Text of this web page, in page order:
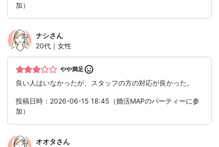
加）
ナシさん
20代｜女性
やや満足
良い人はいなかったが、スタッフの方の対応が良かった。
投稿日時：2026-06-15 18:45（婚活MAPのパーティーに参
加）
オオタさん